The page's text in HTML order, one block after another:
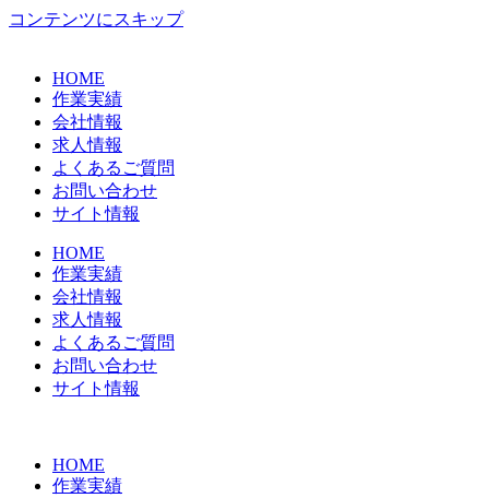
コンテンツにスキップ
HOME
作業実績
会社情報
求人情報
よくあるご質問
お問い合わせ
サイト情報
HOME
作業実績
会社情報
求人情報
よくあるご質問
お問い合わせ
サイト情報
HOME
作業実績